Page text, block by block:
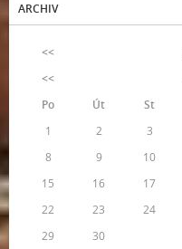
ARCHIV
<<
<<
Po
Út St
1
2 3
8
9 10
15
16 17
22
23 24
29
30